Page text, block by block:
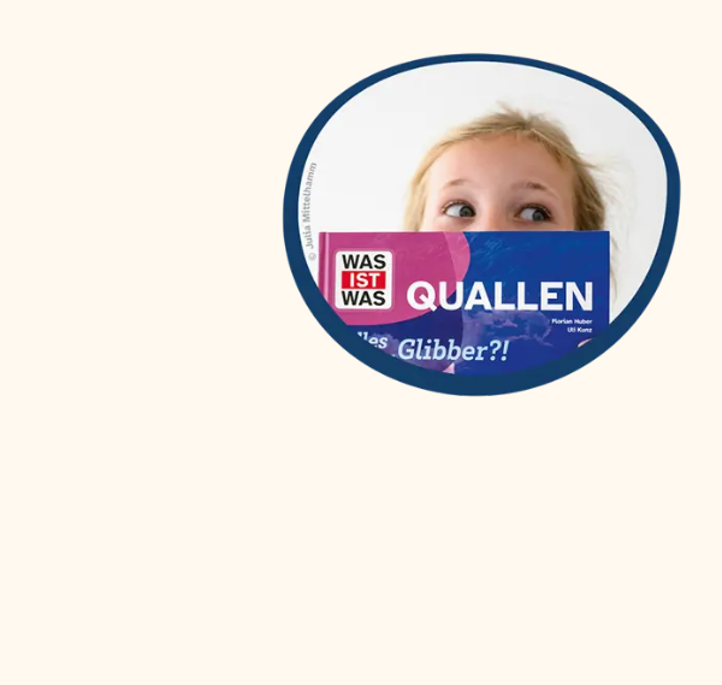
WAS IST WAS Meine Welt
WAS IST WAS mit Matthias
(3
WAS IST WAS Quizblöcke (30
WAS IST WAS Sticker- und
(25)
(12)